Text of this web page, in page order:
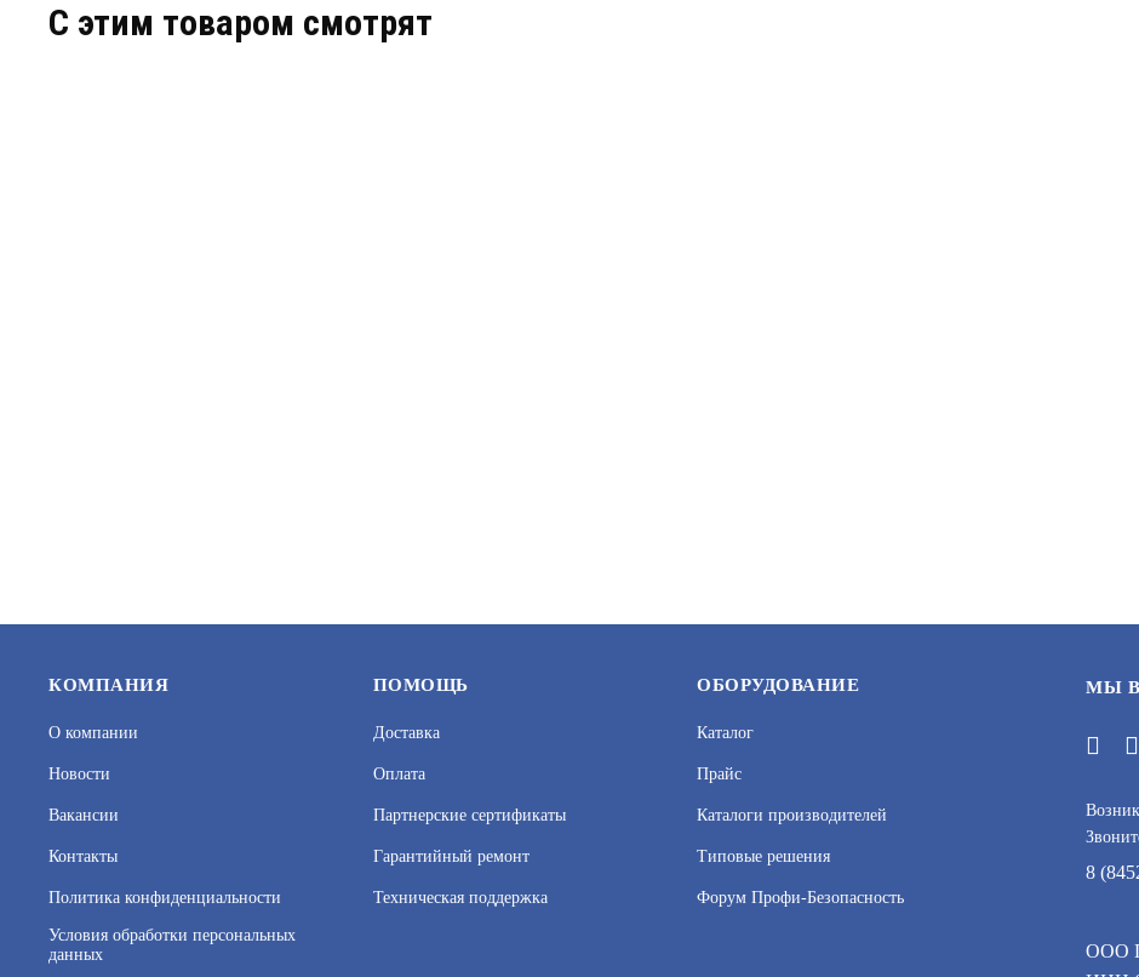
C этим товаром смотрят
F-IC-1349CM(2.8MM) TR-D4S5 V2 2.8 DS-I253M(C)(4 MM)
КОМПАНИЯ
О компании
Новости
Вакансии
Контакты
Политика конфиденциальности
Условия обработки персональных
данных
ПОМОЩЬ
Доставка
Оплата
Партнерские сертификаты
Гарантийный ремонт
Техническая поддержка
ОБОРУДОВАНИЕ
Каталог
Прайс
Каталоги производителей
Типовые решения
Форум Профи-Безопасность
МЫ В
8
ООО